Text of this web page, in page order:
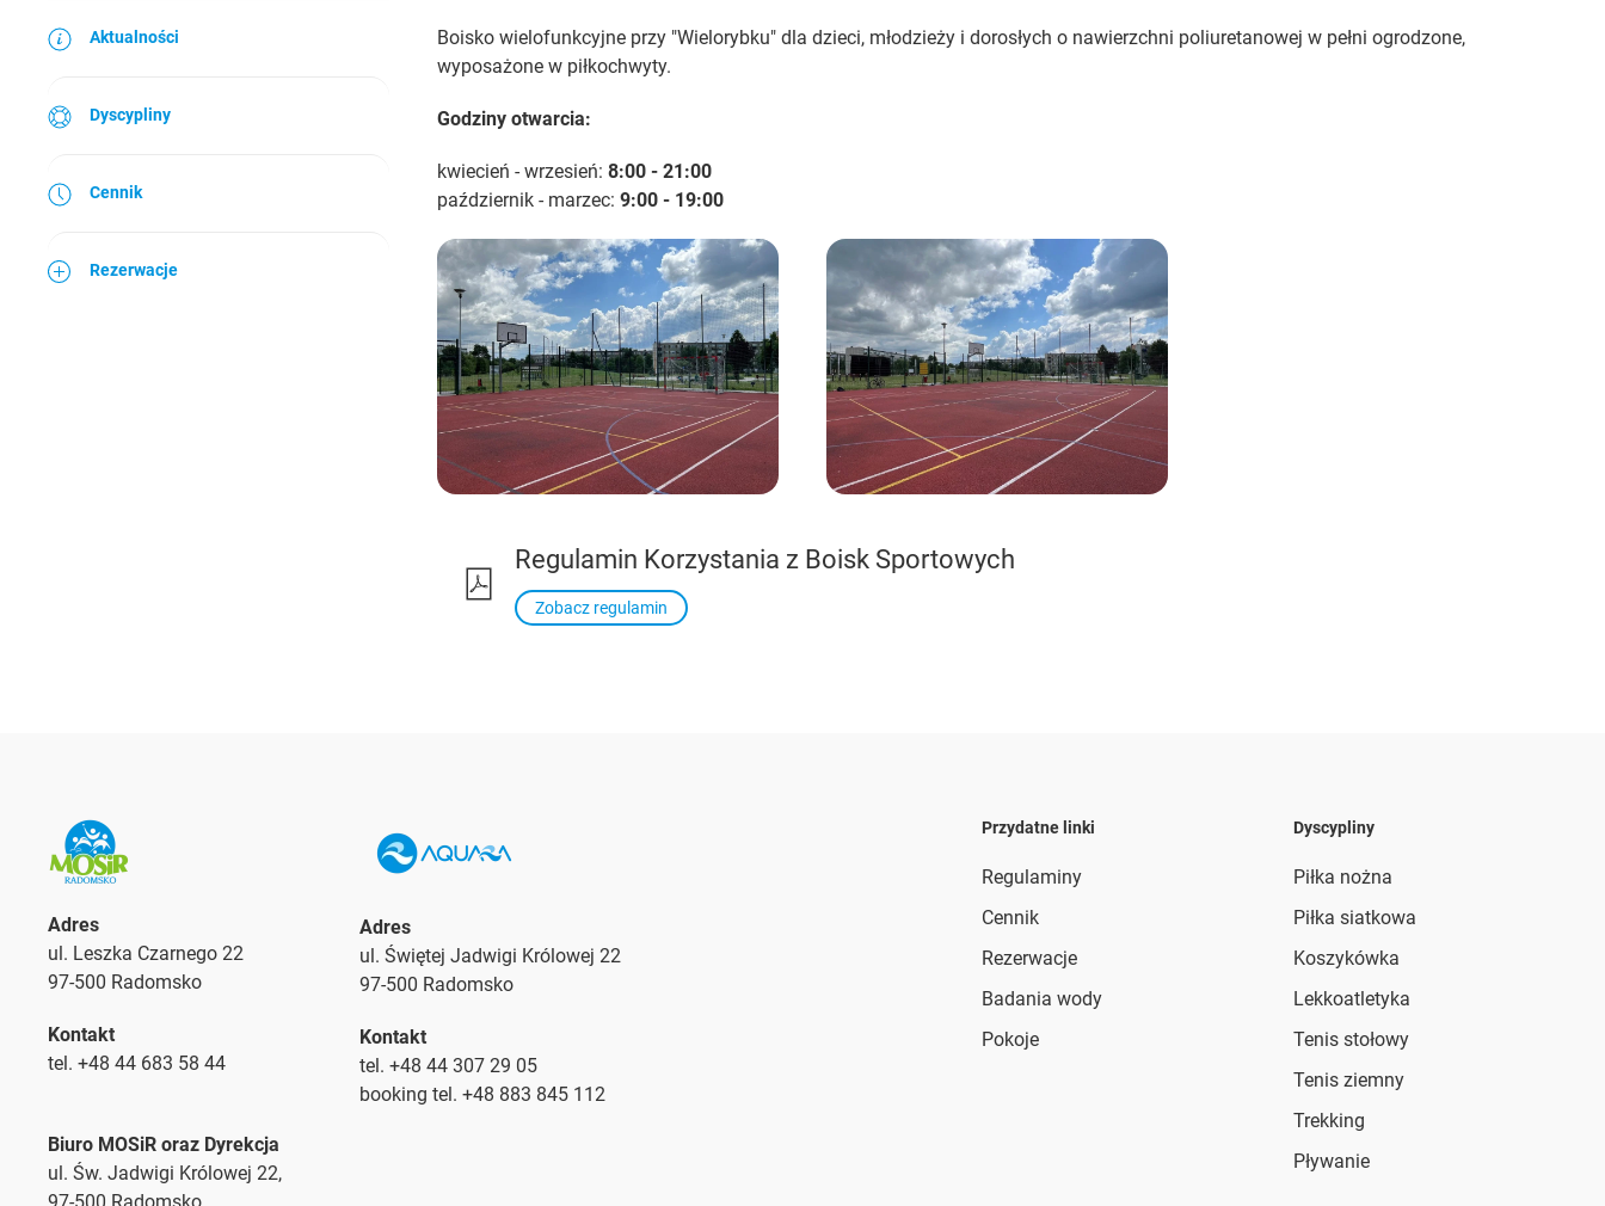
Aktualności
Dyscypliny
Cennik
Rezerwacje
Boisko wielofunkcyjne przy "Wielorybku" dla dzieci, młodzieży i dorosłych o nawierzchni poliuretanowej w pełni ogrodzone,
wyposażone w piłkochwyty.
Godziny otwarcia:
kwiecień - wrzesień: 8:00 - 21:00
październik - marzec: 9:00 - 19:00
Regulamin Korzystania z Boisk Sportowych
Zobacz regulamin
Adres
ul. Leszka Czarnego 22
97-500 Radomsko
Kontakt
tel. +48 44 683 58 44
Biuro MOSiR oraz Dyrekcja
ul. Św. Jadwigi Królowej 22,
Adres
ul. Świętej Jadwigi Królowej 22
97-500 Radomsko
Kontakt
tel. +48 44 307 29 05
booking tel. +48 883 845 112
Przydatne linki
Regulaminy
Cennik
Rezerwacje
Badania wody
Pokoje
Dyscypliny
Piłka nożna
Piłka siatkowa
Koszykówka
Lekkoatletyka
Tenis stołowy
Tenis ziemny
Trekking
Pływanie